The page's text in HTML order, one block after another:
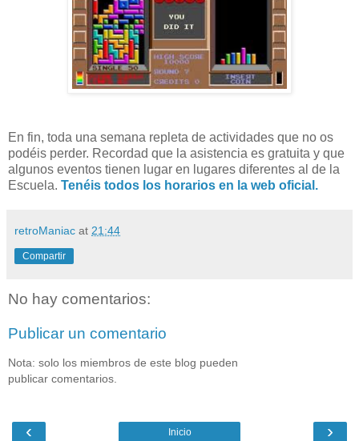
En fin, toda una semana repleta de actividades que no os
podéis perder. Recordad que la asistencia es gratuita y que
algunos eventos tienen lugar en lugares diferentes al de la
Escuela. Tenéis todos los horarios en la web oficial.
retroManiac at 21:44
Compartir
No hay comentarios:
Publicar un comentario
Nota: solo los miembros de este blog pueden
publicar comentarios.
‹ ›
Inicio